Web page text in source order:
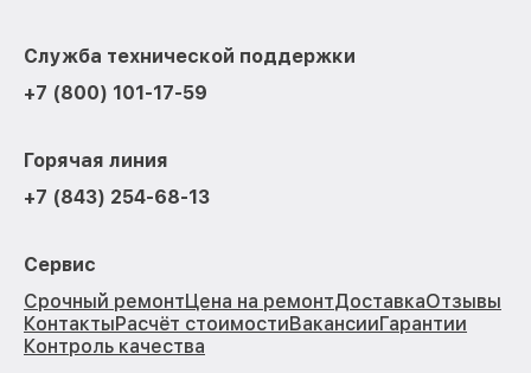
Служба технической поддержки
+7 (800) 101-17-59
Горячая линия
+7 (843) 254-68-13
Сервис
Срочный ремонтЦена на ремонтДоставкаОтзывы
КонтактыРасчёт стоимостиВакансииГарантии
Контроль качества